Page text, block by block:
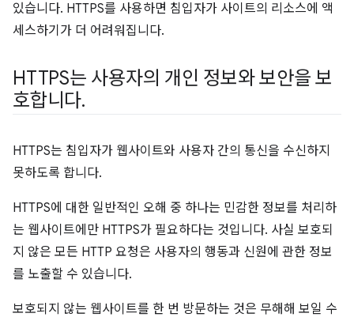
있습니다. HTTPS를 사용하면 침입자가 사이트의 리소스에 액
세스하기가 더 어려워집니다.
HTTPS는 사용자의 개인 정보와 보안을 보
호합니다.
HTTPS는 침입자가 웹사이트와 사용자 간의 통신을 수신하지
못하도록 합니다.
HTTPS에 대한 일반적인 오해 중 하나는 민감한 정보를 처리하
는 웹사이트에만 HTTPS가 필요하다는 것입니다. 사실 보호되
지 않은 모든 HTTP 요청은 사용자의 행동과 신원에 관한 정보
를 노출할 수 있습니다.
보호되지 않는 웹사이트를 한 번 방문하는 것은 무해해 보일 수